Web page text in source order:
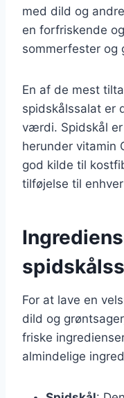
med dild og
en forfriskende
sommerfester og
En af de mest
spidskålssalat er
værdi. Spidskål er
herunder vitamin
god kilde til
tilføjelse til
For at lave en
dild og
friske
almindelige